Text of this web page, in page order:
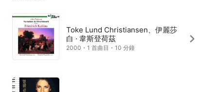
Toke Lund Christiansen、伊麗莎
白 · 韋斯登荷茲
2000・1 首曲目・10 分鐘